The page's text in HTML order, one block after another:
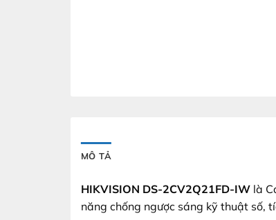
MÔ TẢ
HIKVISION DS-2CV2Q21FD-IW là
năng chống ngược sáng kỹ thuật số,